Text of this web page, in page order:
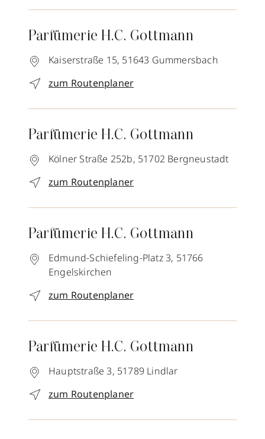
Parfümerie H.C. Gottmann
Kaiserstraße 15, 51643 Gummersbach
zum Routenplaner
Parfümerie H.C. Gottmann
Kölner Straße 252b, 51702 Bergneustadt
zum Routenplaner
Parfümerie H.C. Gottmann
Edmund-Schiefeling-Platz 3, 51766
Engelskirchen
zum Routenplaner
Parfümerie H.C. Gottmann
Hauptstraße 3, 51789 Lindlar
zum Routenplaner